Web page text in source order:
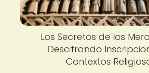
Los Secretos de los
Descifrando
Contextos